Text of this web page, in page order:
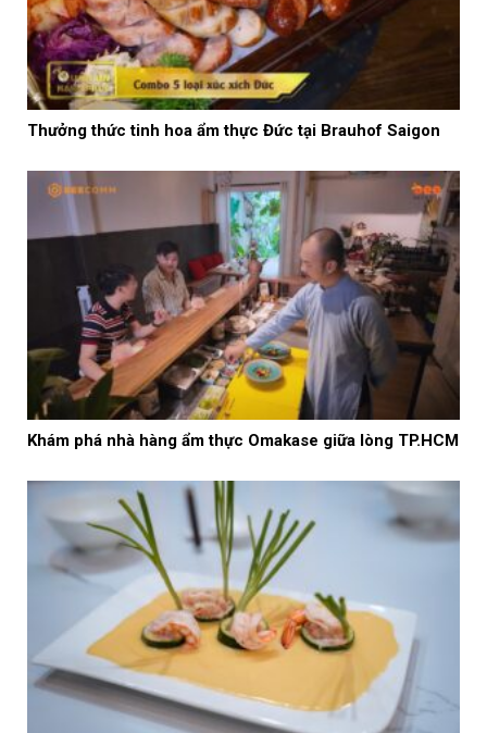
Thưởng thức tinh hoa ẩm thực Đức tại Brauhof Saigon
Khám phá nhà hàng ẩm thực Omakase giữa lòng TP.HCM